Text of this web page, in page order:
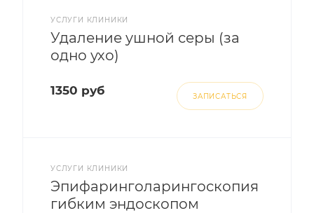
УСЛУГИ КЛИНИКИ
Удаление ушной серы (за
одно ухо)
1350 руб ЗАПИСАТЬСЯ
УСЛУГИ КЛИНИКИ
Эпифаринголарингоскопия
гибким эндоскопом